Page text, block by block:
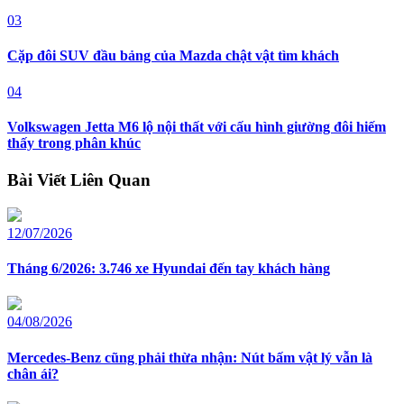
03
Cặp đôi SUV đầu bảng của Mazda chật vật tìm khách
04
Volkswagen Jetta M6 lộ nội thất với cấu hình giường đôi hiếm
thấy trong phân khúc
Bài Viết Liên Quan
12/07/2026
Tháng 6/2026: 3.746 xe Hyundai đến tay khách hàng
04/08/2026
Mercedes-Benz cũng phải thừa nhận: Nút bấm vật lý vẫn là
chân ái?